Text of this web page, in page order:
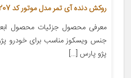
روکش دنده آی تمر مدل موتور کد 207
پژو پارس […]